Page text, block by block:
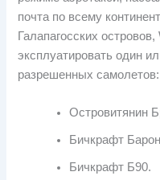
почта по всему
Галапагосских
эксплуатировать один
разрешенных самолетов:
Островитянин
Бичкрафт
Бичкрафт Б90.